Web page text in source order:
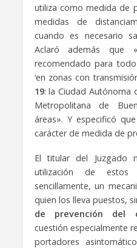
utiliza como medida de
medidas de
cuando es necesario
Aclaró además que
recomendado para
‘en zonas con
19: la Ciudad Autónoma
Metropolitana de
áreas». Y especificó
carácter de medida de
El titular del Juzgado
utilización de estos
sencillamente, un
quien los lleva puestos,
de prevención del
cuestión especialmente
portadores